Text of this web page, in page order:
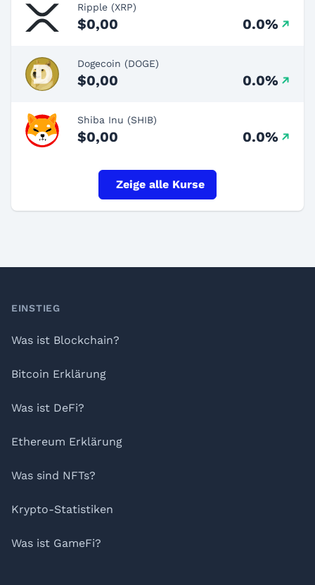
Ripple (XRP)
$0,00 0.0%
Dogecoin (DOGE)
$0,00 0.0%
Shiba Inu (SHIB)
$0,00 0.0%
Zeige alle Kurse
Footer
EINSTIEG
Was ist Blockchain?
Bitcoin Erklärung
Was ist DeFi?
Ethereum Erklärung
Was sind NFTs?
Krypto-Statistiken
Was ist GameFi?